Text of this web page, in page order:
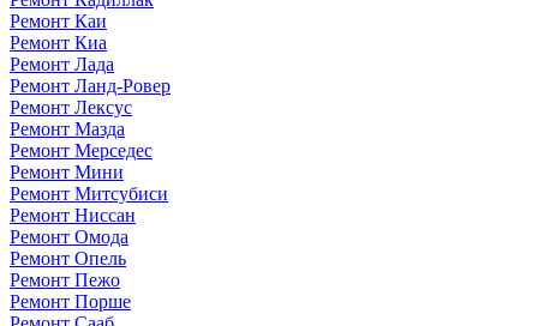
Ремонт Каи
Ремонт Киа
Ремонт Лада
Ремонт Ланд-Ровер
Ремонт Лексус
Ремонт Мазда
Ремонт Мерседес
Ремонт Мини
Ремонт Митсубиси
Ремонт Ниссан
Ремонт Омода
Ремонт Опель
Ремонт Пежо
Ремонт Порше